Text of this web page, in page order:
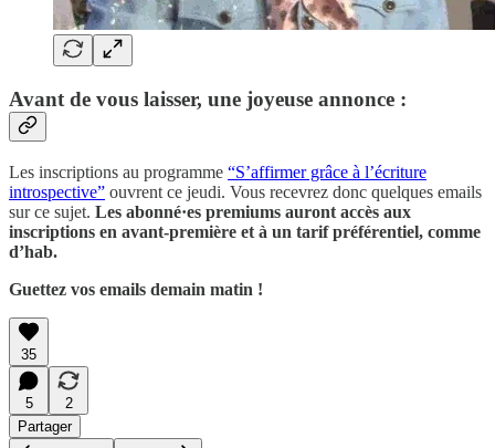
Avant de vous laisser, une joyeuse annonce :
Les inscriptions au programme “S’affirmer grâce à l’écriture
introspective” ouvrent ce jeudi. Vous recevrez donc quelques emails
sur ce sujet. Les abonné·es premiums auront accès aux
inscriptions en avant-première et à un tarif préférentiel, comme
d’hab.
Guettez vos emails demain matin !
35
5
2
Partager